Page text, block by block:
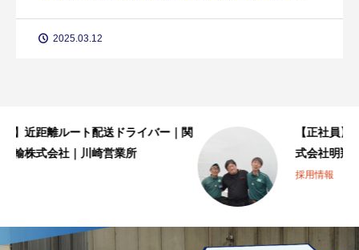
2025.03.12
【正社員】近距離ルート配送ドライバー｜株
式会社明翔ライン｜東大阪共配センター